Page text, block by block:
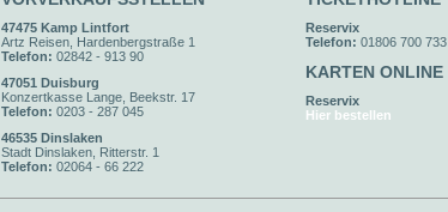
47475 Kamp Lintfort
Artz Reisen, Hardenbergstraße 1
Telefon: 02842 - 913 90
47051 Duisburg
Konzertkasse Lange, Beekstr. 17
Telefon: 0203 - 287 045
46535 Dinslaken
Stadt Dinslaken, Ritterstr. 1
Telefon: 02064 - 66 222
Reservix
Telefon: 01806 700 733
KARTEN ONLINE
Reservix
Hier bestellen